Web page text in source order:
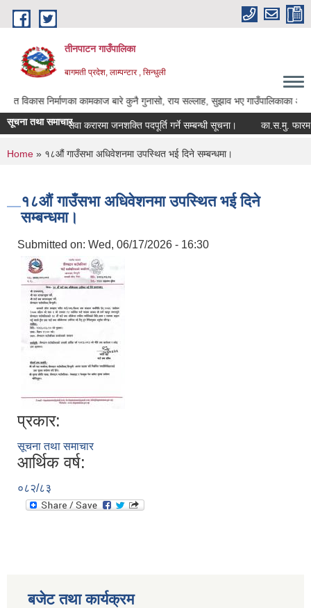
Skip to main content
तीनपाटन गाउँपालिका
बागमती प्रदेश, लाम्पन्टार , सिन्धुली
निर्माणका कामकाज बारे कुनै गुनासो, राय सल्लाह, सुझाव भए गाउँपालिकाका अध्यक्ष
सूचना तथा समाचारसेवा करारमा जनशक्ति पदपूर्ति गर्ने सम्बन्धी सूचना। का.स.मु. फारम पेस
You are here
Home » १८औं गाउँसभा अधिवेशनमा उपस्थित भई दिने सम्बन्धमा।
१८औं गाउँसभा अधिवेशनमा उपस्थित भई दिने
सम्बन्धमा।
Submitted on: Wed, 06/17/2026 - 16:30
प्रकार:
सूचना तथा समाचार
आर्थिक वर्ष:
०८२/८३
बजेट तथा कार्यक्रम